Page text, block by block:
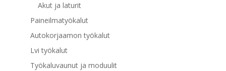
Akut ja laturit
Paineilmatyökalut
Autokorjaamon työkalut
Lvi työkalut
Työkaluvaunut ja moduulit